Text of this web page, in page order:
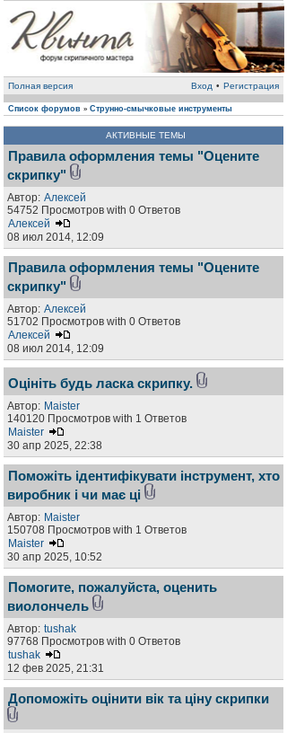
Полная версия Вход • Регистрация
Список форумов » Струнно-смычковые инструменты
АКТИВНЫЕ ТЕМЫ
Правила оформления темы "Оцените
скрипку"
Автор: Алексей
54752 Просмотров with 0 Ответов
Алексей
08 июл 2014, 12:09
Правила оформления темы "Оцените
скрипку"
Автор: Алексей
51702 Просмотров with 0 Ответов
Алексей
08 июл 2014, 12:09
Оцініть будь ласка скрипку.
Автор: Maister
140120 Просмотров with 1 Ответов
Maister
30 апр 2025, 22:38
Поможіть ідентифікувати інструмент, хто
виробник і чи має ці
Автор: Maister
150708 Просмотров with 1 Ответов
Maister
30 апр 2025, 10:52
Помогите, пожалуйста, оценить
виолончель
Автор: tushak
97768 Просмотров with 0 Ответов
tushak
12 фев 2025, 21:31
Допоможіть оцінити вік та ціну скрипки